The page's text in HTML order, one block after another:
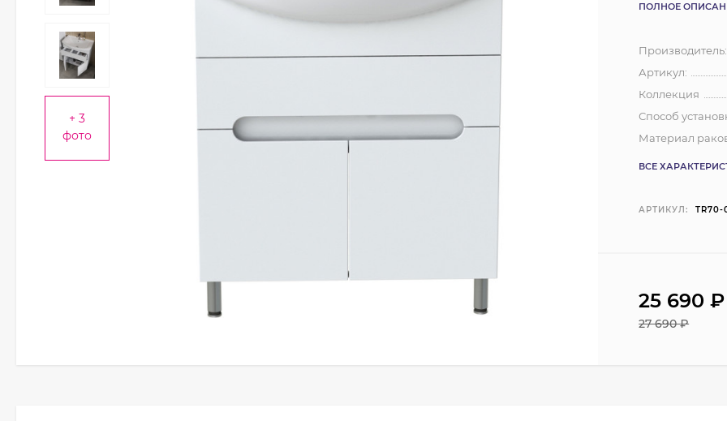
+ 3
фото
ПОЛНОЕ
Производитель:
Артикул:
Коллекция
Способ
Материал
ВСЕ
АРТИКУЛ: TR70-
25 690₽
27 690₽